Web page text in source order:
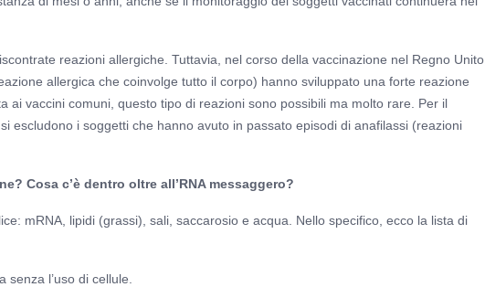
reazioni allergiche. Tuttavia, nel corso della vaccinazione nel Regno Unito,
allergica che coinvolge tutto il corpo) hanno sviluppato una forte reazione
ai vaccini comuni, questo tipo di reazioni sono possibili ma molto rare. Per il
escludono i soggetti che hanno avuto in passato episodi di anafilassi (reazioni
Cosa c’è dentro oltre all’RNA messaggero?
mRNA, lipidi (grassi), sali, saccarosio e acqua. Nello specifico, ecco la lista di
l’uso di cellule.